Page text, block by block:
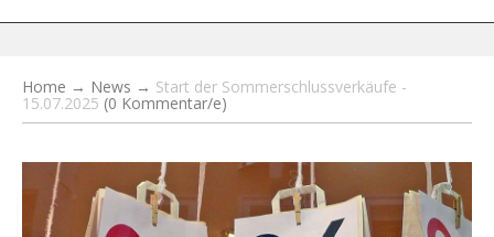
Home → News → Start der Sommerschlussverkäufe -
15.07.2025 (0 Kommentar/e)